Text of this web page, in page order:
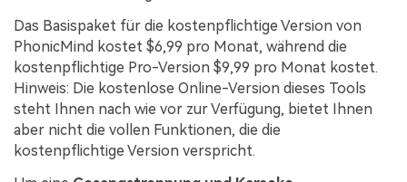
Das Basispaket für die kostenpflichtige Version von
PhonicMind kostet $6,99 pro Monat, während die
kostenpflichtige Pro-Version $9,99 pro Monat kostet.
Hinweis: Die kostenlose Online-Version dieses Tools
steht Ihnen nach wie vor zur Verfügung, bietet Ihnen
aber nicht die vollen Funktionen, die die
kostenpflichtige Version verspricht.